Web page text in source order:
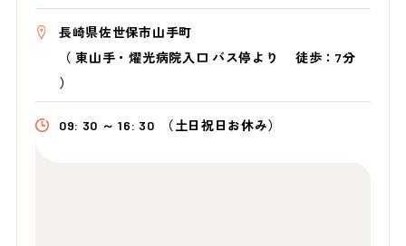
長崎県佐世保市山手町
（東山手・燿光病院入口 バス停より 徒歩：7分
）
09: 30 ～ 16: 30 （土日祝日お休み）